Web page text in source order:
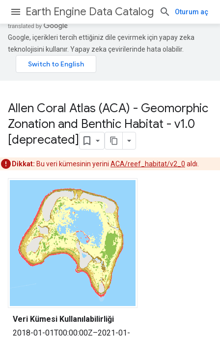
Earth Engine Data Catalog Oturum aç
Google, içerikleri tercih ettiğiniz dile çevirmek için yapay zeka
teknolojisini kullanır. Yapay zeka çevirilerinde hata olabilir.
Allen Coral Atlas (ACA) - Geomorphic
Zonation and Benthic Habitat - v1.0
[deprecated]
Dikkat: Bu veri kümesinin yerini ACA/reef_habitat/v2_0 aldı.
Veri Kümesi Kullanılabilirliği
2018-01-01T00:00:00Z–2021-01-